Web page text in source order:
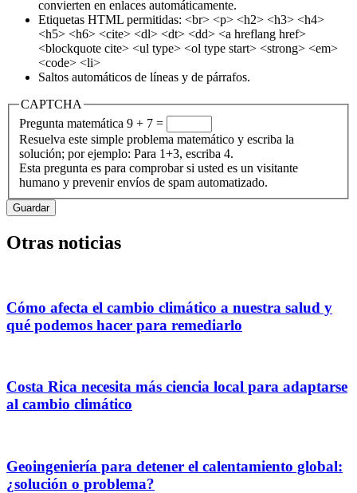
convierten en enlaces automáticamente.
Etiquetas HTML permitidas: <br> <p> <h2> <h3> <h4>
<h5> <h6> <cite> <dl> <dt> <dd> <a hreflang href>
<blockquote cite> <ul type> <ol type start> <strong> <em>
<code> <li>
Saltos automáticos de líneas y de párrafos.
CAPTCHA
Pregunta matemática 9 + 7 =
Resuelva este simple problema matemático y escriba la
solución; por ejemplo: Para 1+3, escriba 4.
Esta pregunta es para comprobar si usted es un visitante
humano y prevenir envíos de spam automatizado.
Otras noticias
Cómo afecta el cambio climático a nuestra salud y
qué podemos hacer para remediarlo
Costa Rica necesita más ciencia local para adaptarse
al cambio climático
Geoingeniería para detener el calentamiento global:
¿solución o problema?